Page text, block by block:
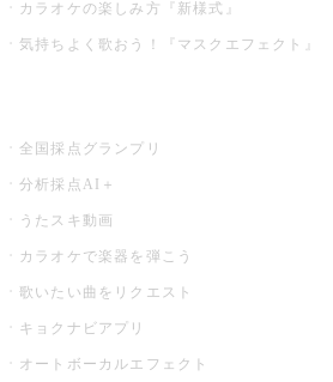
カラオケの楽しみ方『新様式』
気持ちよく歌おう！『マスクエフェクト』
全国採点グランプリ
分析採点AI＋
うたスキ動画
カラオケで楽器を弾こう
歌いたい曲をリクエスト
キョクナビアプリ
オートボーカルエフェクト